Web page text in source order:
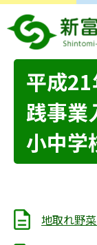
平成
践事業
小中学
地取れ野